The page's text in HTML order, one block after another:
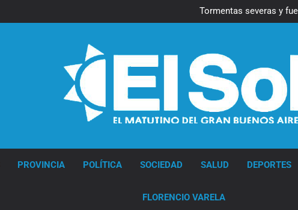
Tormentas severas y
Senado debate
Senado debate el
PROVINCIA POLÍTICA SOCIEDAD SALUD DEPORTES
FLORENCIO VARELA